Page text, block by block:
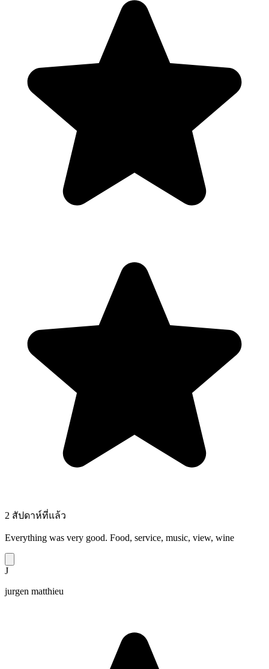
2 สัปดาห์ที่แล้ว
Everything was very good. Food, service, music, view, wine
J
jurgen matthieu